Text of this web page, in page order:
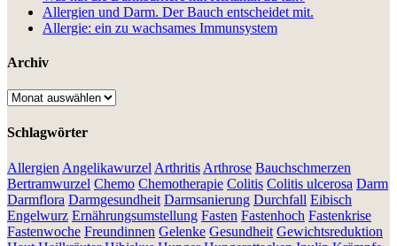
Allergien und Darm. Der Bauch entscheidet mit.
Allergie: ein zu wachsames Immunsystem
Archiv
Archiv
Schlagwörter
Allergien Angelikawurzel Arthritis Arthrose Bauchschmerzen
Bertramwurzel Chemo Chemotherapie Colitis Colitis ulcerosa Darm
Darmflora Darmgesundheit Darmsanierung Durchfall Eibisch
Engelwurz Ernährungsumstellung Fasten Fastenhoch Fastenkrise
Fastenwoche Freundinnen Gelenke Gesundheit Gewichtsreduktion